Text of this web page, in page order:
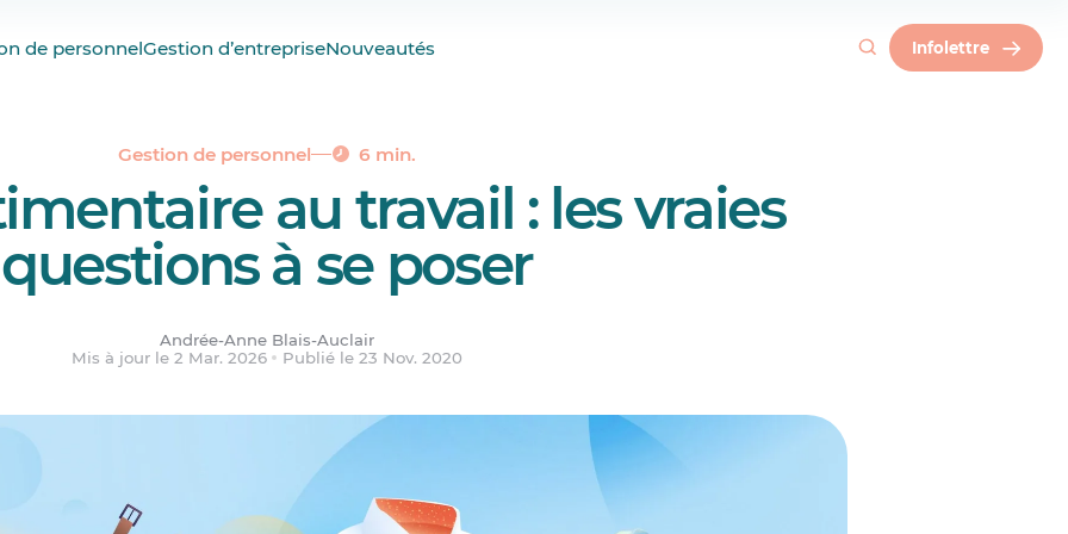
de personnelGestion d’entrepriseNouveautés Infolettre
Gestion de personnel 6 min.
au travail : les vraies
questions à se poser
Andrée-Anne Blais-Auclair
Mis à jour le 2 Mar. 2026
Publié le 23 Nov. 2020
vestimentaire : quelle différence?
de vos employés?
elle?
qui encadre le code vestimentaire?
délicates